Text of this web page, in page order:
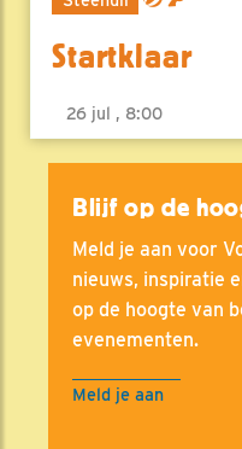
Startklaar
26 jul , 8:00
Blijf op de
Meld je aan voor
nieuws, inspiratie
op de hoogte van
evenementen.
Meld je aan